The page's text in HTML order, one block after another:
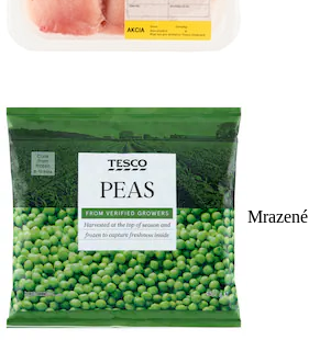
Mrazené